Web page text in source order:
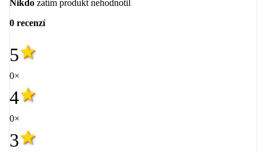
Nikdo zatím produkt nehodnotil
0 recenzí
5
0×
4
0×
3